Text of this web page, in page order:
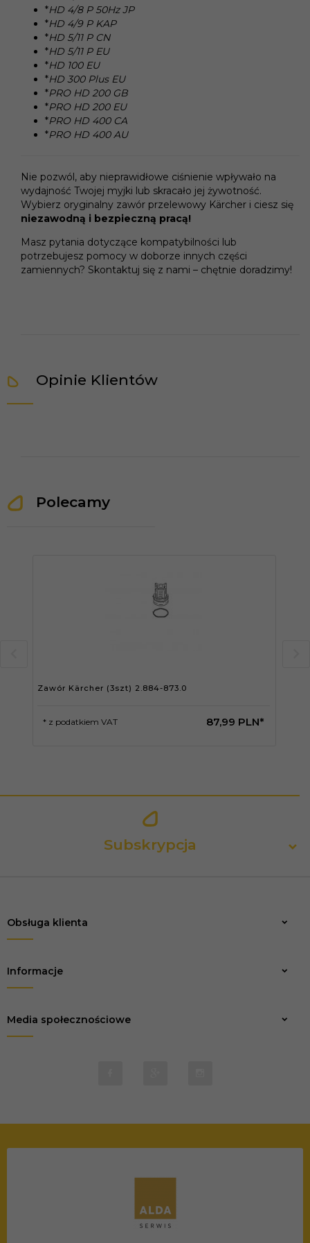
*HD 4/8 P 50Hz JP
*HD 4/9 P KAP
*HD 5/11 P CN
*HD 5/11 P EU
*HD 100 EU
*HD 300 Plus EU
*PRO HD 200 GB
*PRO HD 200 EU
*PRO HD 400 CA
*PRO HD 400 AU
Nie pozwól, aby nieprawidłowe ciśnienie wpływało na
wydajność Twojej myjki lub skracało jej żywotność.
Wybierz oryginalny zawór przelewowy Kärcher i ciesz się
niezawodną i bezpieczną pracą!
Masz pytania dotyczące kompatybilności lub
potrzebujesz pomocy w doborze innych części
zamiennych? Skontaktuj się z nami – chętnie doradzimy!
Opinie Klientów
Polecamy
Zawór Kärcher (3szt) 2.884-873.0
87,99 PLN*
* z podatkiem VAT
Subskrypcja
Obsługa klienta
Informacje
Media społecznościowe